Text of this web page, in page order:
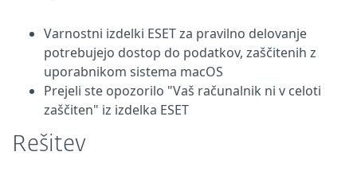
Varnostni izdelki ESET za pravilno delovanje
potrebujejo dostop do podatkov, zaščitenih z
uporabnikom sistema macOS
Prejeli ste opozorilo "Vaš računalnik ni v celoti
zaščiten" iz izdelka ESET
Rešitev